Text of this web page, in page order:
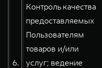
6.
Контроль качества
предоставляемых
Пользователям
товаров и/или
услуг; ведение